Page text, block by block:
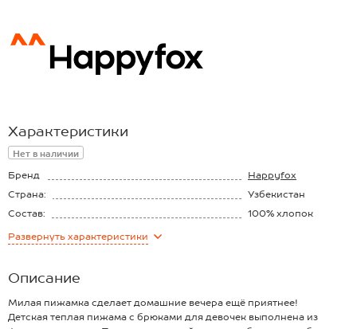
Характеристики
Нет в наличии
Бренд
Happyfox
Страна:
Узбекистан
Состав:
100% хлопок
Материал:
Развернуть характеристики
Описание
Милая пижамка сделает домашние вечера ещё приятнее!
Детская теплая пижама с брюками для девочек выполнена из